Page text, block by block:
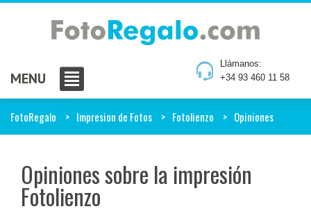
Llámanos:
+34 93 460 11 58
MENU
FotoRegalo Impresion de Fotos Fotolienzo Opiniones
Opiniones sobre la impresión
Fotolienzo